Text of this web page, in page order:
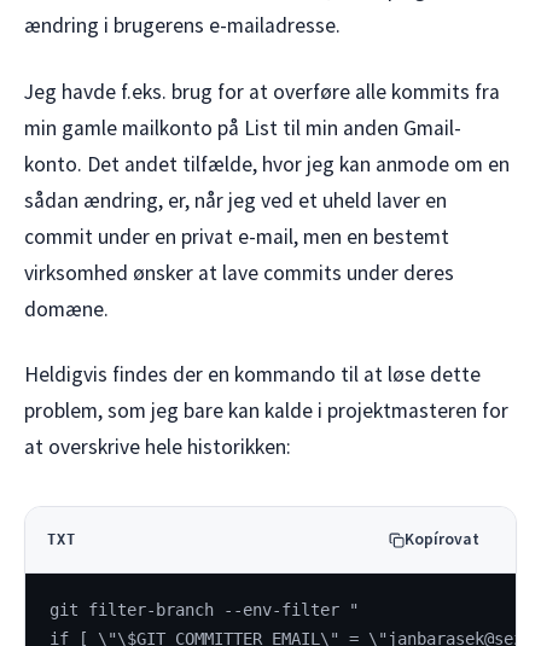
ændring i brugerens e-mailadresse.
Jeg havde f.eks. brug for at overføre alle kommits fra
min gamle mailkonto på List til min anden Gmail-
konto. Det andet tilfælde, hvor jeg kan anmode om en
sådan ændring, er, når jeg ved et uheld laver en
commit under en privat e-mail, men en bestemt
virksomhed ønsker at lave commits under deres
domæne.
Heldigvis findes der en kommando til at løse dette
problem, som jeg bare kan kalde i projektmasteren for
at overskrive hele historikken:
TXT Kopírovat
git filter-branch --env-filter "
if [ \"\$GIT_COMMITTER_EMAIL\" =